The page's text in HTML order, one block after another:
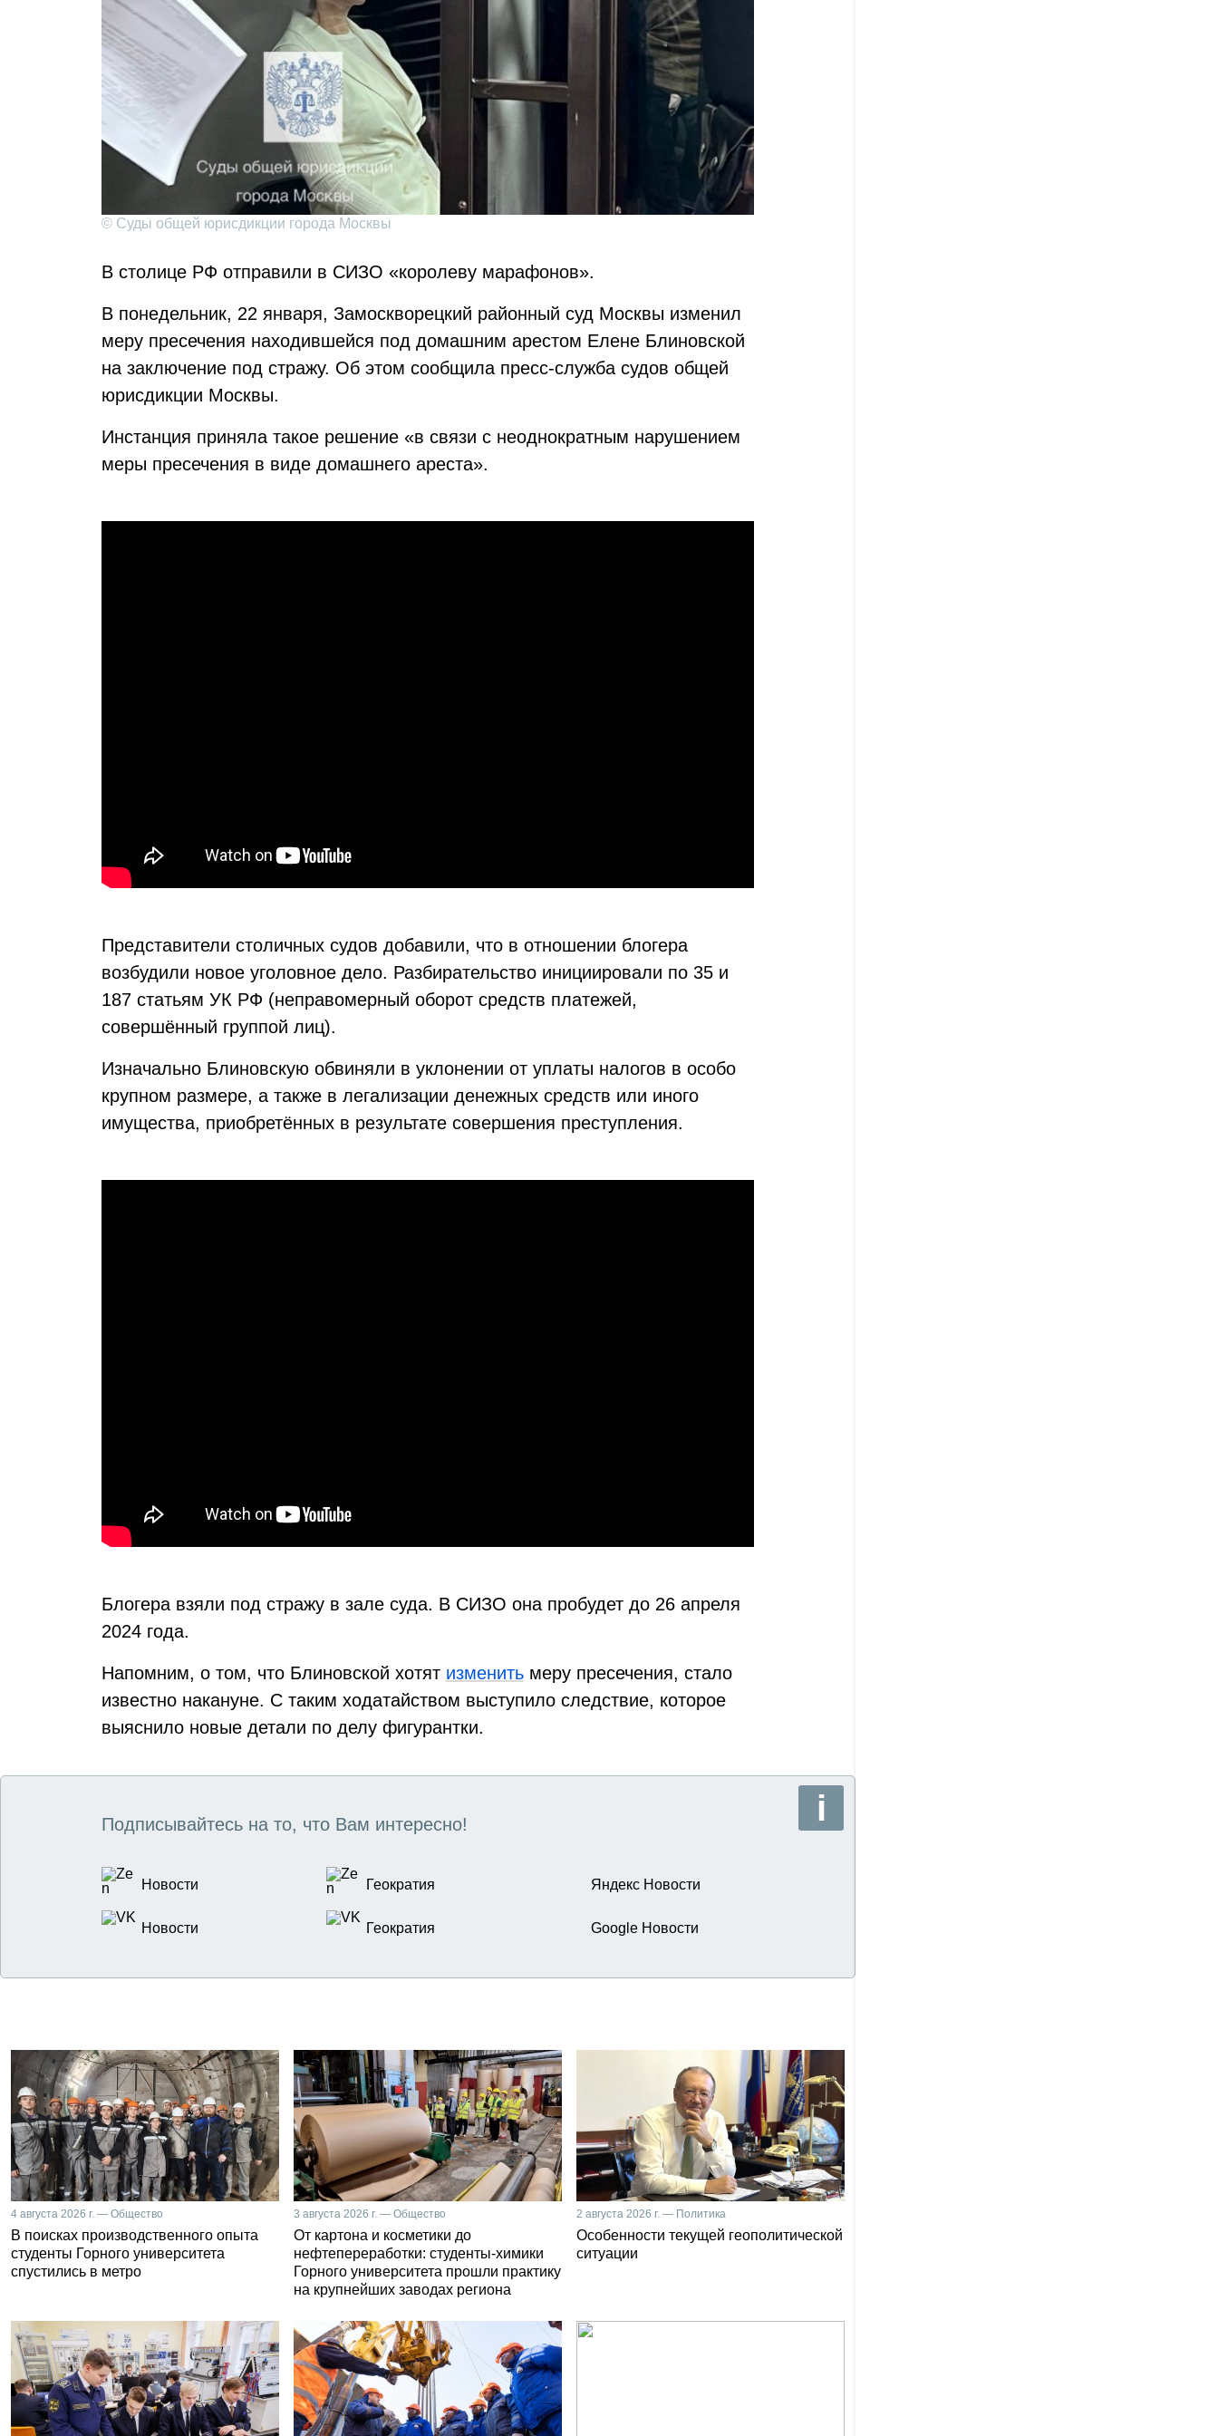
© Суды общей юрисдикции города Москвы
В столице РФ отправили в СИЗО «королеву марафонов».
В понедельник, 22 января, Замоскворецкий районный суд Москвы изменил
меру пресечения находившейся под домашним арестом Елене Блиновской
на заключение под стражу. Об этом сообщила пресс-служба судов общей
юрисдикции Москвы.
Инстанция приняла такое решение «в связи с неоднократным нарушением
меры пресечения в виде домашнего ареста».
Представители столичных судов добавили, что в отношении блогера
возбудили новое уголовное дело. Разбирательство инициировали по 35 и
187 статьям УК РФ (неправомерный оборот средств платежей,
совершённый группой лиц).
Изначально Блиновскую обвиняли в уклонении от уплаты налогов в особо
крупном размере, а также в легализации денежных средств или иного
имущества, приобретённых в результате совершения преступления.
Блогера взяли под стражу в зале суда. В СИЗО она пробудет до 26 апреля
2024 года.
Напомним, о том, что Блиновской хотят изменить меру пресечения, стало
известно накануне. С таким ходатайством выступило следствие, которое
выяснило новые детали по делу фигурантки.
Подписывайтесь на то, что Вам интересно!
Новости Геократия Яндекс Новости
Новости Геократия Google Новости
4 августа 2026 г. — Общество
В поисках производственного опыта
студенты Горного университета
спустились в метро
3 августа 2026 г. — Общество
От картона и косметики до
нефтепереработки: студенты-химики
Горного университета прошли практику
на крупнейших заводах региона
2 августа 2026 г. — Политика
Особенности текущей геополитической
ситуации